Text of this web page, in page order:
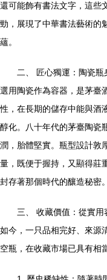
還可能飾有書法文字，這些
勁，展現了中華書法藝術的
蘊。
二、 匠心獨運：陶瓷瓶
選用陶瓷作為容器，是茅臺
性，在長期的儲存中能與酒
醇化。八十年代的茅臺陶瓷
潤，胎體堅實。瓶型設計敦
量，既便于握持，又顯得莊
封存著那個時代的釀造秘密
三、 收藏價值：從實用
如今，一只品相完好、來源
空瓶，在收藏市場已具有相